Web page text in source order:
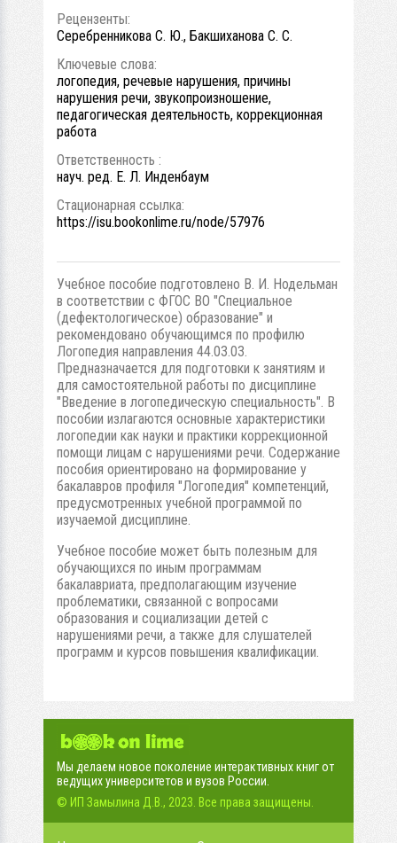
Рецензенты:
Серебренникова С. Ю., Бакшиханова С. С.
Ключевые слова:
логопедия, речевые нарушения, причины
нарушения речи, звукопроизношение,
педагогическая деятельность, коррекционная
работа
Ответственность :
науч. ред. Е. Л. Инденбаум
Стационарная ссылка:
https://isu.bookonlime.ru/node/57976
Учебное пособие подготовлено В. И. Нодельман
в соответствии с ФГОС ВО "Специальное
(дефектологическое) образование" и
рекомендовано обучающимся по профилю
Логопедия направления 44.03.03.
Предназначается для подготовки к занятиям и
для самостоятельной работы по дисциплине
"Введение в логопедическую специальность". В
пособии излагаются основные характеристики
логопедии как науки и практики коррекционной
помощи лицам с нарушениями речи. Содержание
пособия ориентировано на формирование у
бакалавров профиля "Логопедия" компетенций,
предусмотренных учебной программой по
изучаемой дисциплине.
Учебное пособие может быть полезным для
обучающихся по иным программам
бакалавриата, предполагающим изучение
проблематики, связанной с вопросами
образования и социализации детей с
нарушениями речи, а также для слушателей
программ и курсов повышения квалификации.
Мы делаем новое поколение интерактивных книг от
ведущих университетов и вузов России.
© ИП Замылина Д.В., 2023. Все права защищены.